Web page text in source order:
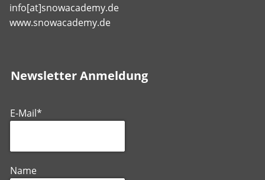
info[at]snowacademy.de
www.snowacademy.de
Newsletter Anmeldung
E-Mail*
Name